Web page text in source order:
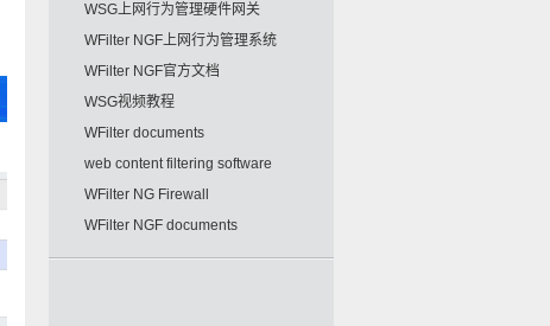
WSG上网行为管理硬件网关
WFilter NGF上网行为管理系统
WFilter NGF官方文档
WSG视频教程
WFilter documents
web content filtering software
WFilter NG Firewall
WFilter NGF documents